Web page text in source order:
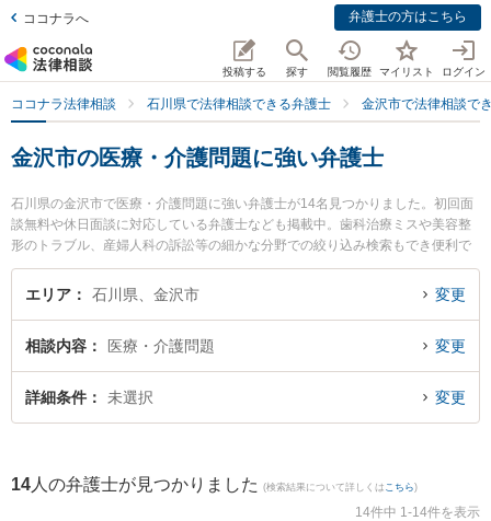
ココナラへ 弁護士の方はこちら
投稿する 探す 閲覧履歴 マイリスト ログイン
ココナラ法律相談 石川県で法律相談できる弁護士 金沢市で法律相談で
金沢市の医療・介護問題に強い弁護士
石川県の金沢市で医療・介護問題に強い弁護士が14名見つかりました。初回面
談無料や休日面談に対応している弁護士なども掲載中。歯科治療ミスや美容整
形のトラブル、産婦人科の訴訟等の細かな分野での絞り込み検索もでき便利で
す。特に中村・村井法律事務所の村井 充弁護士や法律事務所Z 金沢オフィスの
坂下 雄思弁護士、井奈法律事務所の井奈 尚史弁護士のプロフィール情報や弁護
トラブル解決の実績豊富な近くの弁護士を検索したい』『初回相談無料で医
療・介護問題を法律相談できる金沢市内の弁護士に相談予約したい』などでお
困りの相談者さんにおすすめです。
エリア 石川県、金沢市 変更
相談内容 医療・介護問題 変更
詳細条件 未選択 変更
14 人の弁護士が見つかりました (検索結果について詳しくは こちら)
14件中 1-14件を表示